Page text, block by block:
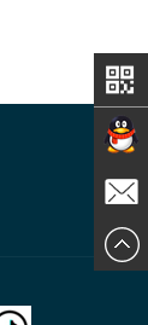
在线交
谈
发送邮